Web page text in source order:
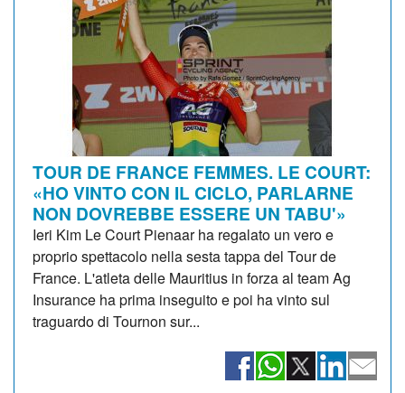
TOUR DE FRANCE FEMMES. LE COURT:
«HO VINTO CON IL CICLO, PARLARNE
NON DOVREBBE ESSERE UN TABU'»
Ieri Kim Le Court Pienaar ha regalato un vero e
proprio spettacolo nella sesta tappa del Tour de
France. L'atleta delle Mauritius in forza al team Ag
Insurance ha prima inseguito e poi ha vinto sul
traguardo di Tournon sur...